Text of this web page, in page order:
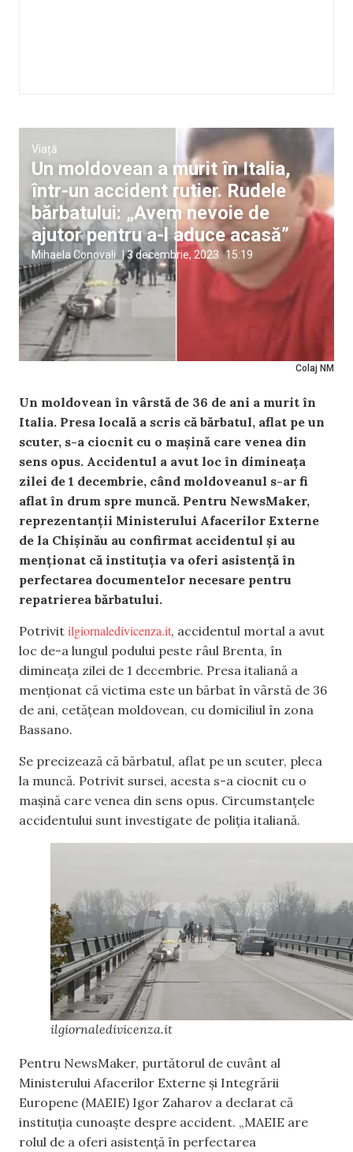
Colaj NM
Viață
Un moldovean a murit în Italia,
într-un accident rutier. Rudele
bărbatului: „Avem nevoie de
ajutor pentru a-l aduce acasă”
Mihaela Conovali |3 decembrie, 2023 15:19
Un moldovean în vârstă de 36 de ani a murit în
Italia. Presa locală a scris că bărbatul, aflat pe un
scuter, s-a ciocnit cu o mașină care venea din
sens opus. Accidentul a avut loc în dimineața
zilei de 1 decembrie, când moldoveanul s-ar fi
aflat în drum spre muncă. Pentru NewsMaker,
reprezentanții Ministerului Afacerilor Externe
de la Chișinău au confirmat accidentul și au
menționat că instituția va oferi asistență în
perfectarea documentelor necesare pentru
repatrierea bărbatului.
Potrivit ilgiornaledivicenza.it, accidentul mortal a avut
loc de-a lungul podului peste râul Brenta, în
dimineața zilei de 1 decembrie. Presa italiană a
menționat că victima este un bărbat în vârstă de 36
de ani, cetățean moldovean, cu domiciliul în zona
Bassano.
Se precizează că bărbatul, aflat pe un scuter, pleca
la muncă. Potrivit sursei, acesta s-a ciocnit cu o
mașină care venea din sens opus. Circumstanțele
accidentului sunt investigate de poliția italiană.
ilgiornaledivicenza.it
Pentru NewsMaker, purtătorul de cuvânt al
Ministerului Afacerilor Externe și Integrării
Europene (MAEIE) Igor Zaharov a declarat că
instituția cunoaște despre accident. „MAEIE are
rolul de a oferi asistență în perfectarea